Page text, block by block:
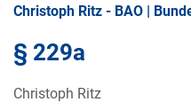
Christoph Ritz - BAO |
§ 229a
Christoph Ritz